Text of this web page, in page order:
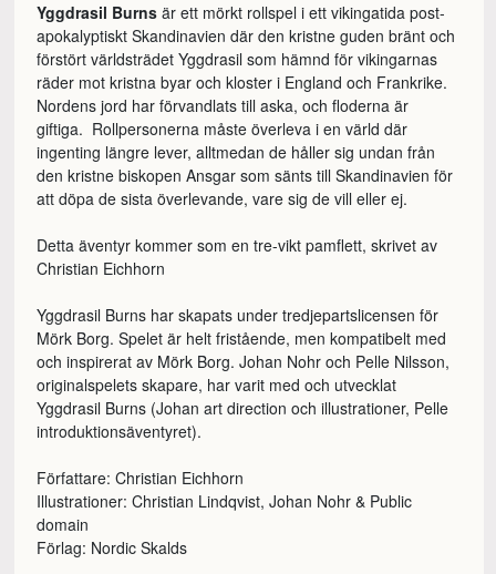
Yggdrasil Burns är ett mörkt rollspel i ett vikingatida post-
apokalyptiskt Skandinavien där den kristne guden bränt och
förstört världsträdet Yggdrasil som hämnd för vikingarnas
räder mot kristna byar och kloster i England och Frankrike.
Nordens jord har förvandlats till aska, och floderna är
giftiga. Rollpersonerna måste överleva i en värld där
ingenting längre lever, alltmedan de håller sig undan från
den kristne biskopen Ansgar som sänts till Skandinavien för
att döpa de sista överlevande, vare sig de vill eller ej.
Detta äventyr kommer som en tre-vikt pamflett, skrivet av
Christian Eichhorn
Yggdrasil Burns har skapats under tredjepartslicensen för
Mörk Borg. Spelet är helt fristående, men kompatibelt med
och inspirerat av Mörk Borg. Johan Nohr och Pelle Nilsson,
originalspelets skapare, har varit med och utvecklat
Yggdrasil Burns (Johan art direction och illustrationer, Pelle
introduktionsäventyret).
Författare: Christian Eichhorn
Illustrationer: Christian Lindqvist, Johan Nohr & Public
domain
Förlag: Nordic Skalds